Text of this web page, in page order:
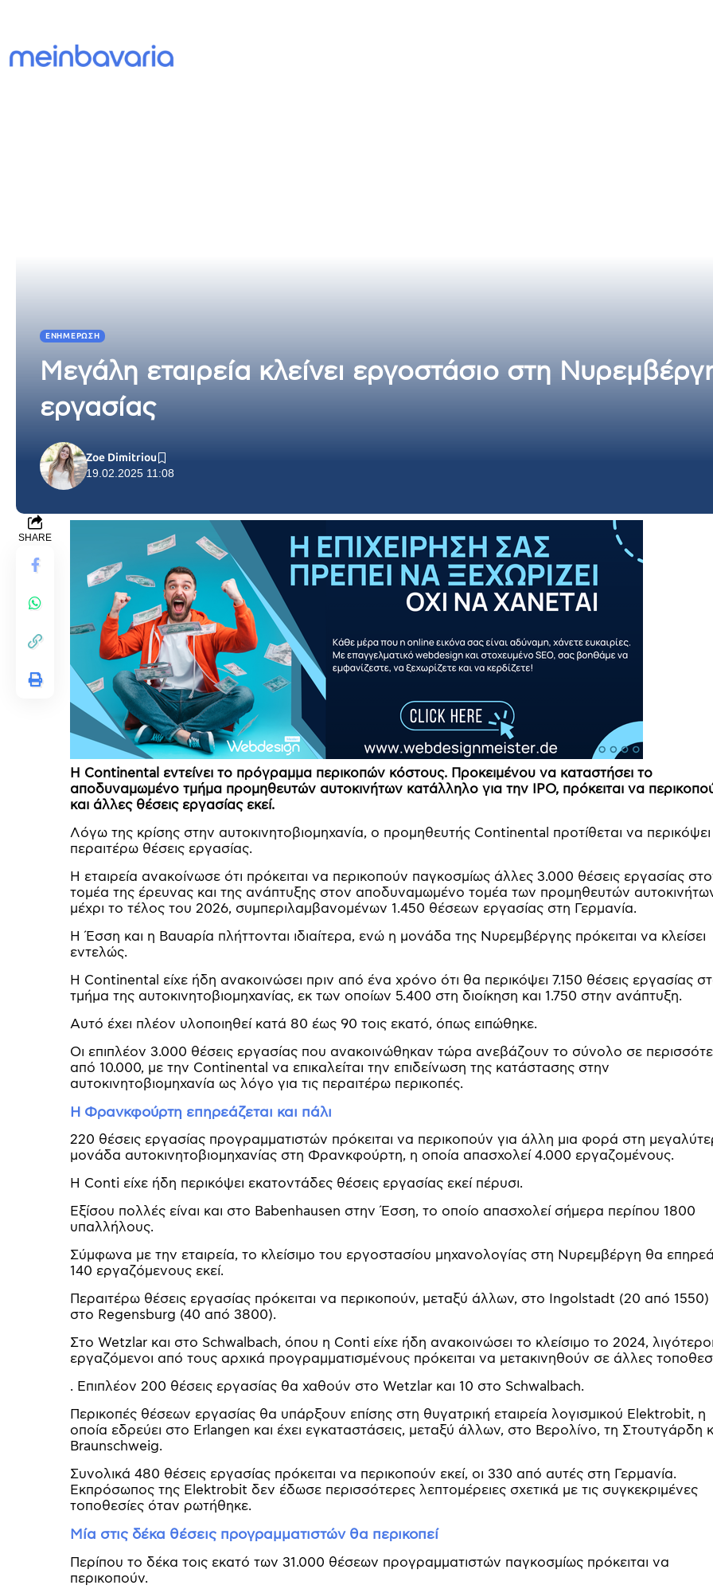
ΕΝΗΜΈΡΩΣΗ
Μεγάλη εταιρεία κλείνει εργοστάσιο στη
εργασίας
19.02.2025 11:08
Zoe Dimitriou
SHARE
Η Continental εντείνει το πρόγραμμα περικοπών κόστους. Προκειμένου να καταστήσει το
αποδυναμωμένο τμήμα προμηθευτών αυτοκινήτων κατάλληλο για την IPO, πρόκειται να
και άλλες θέσεις εργασίας εκεί.
Λόγω της κρίσης στην αυτοκινητοβιομηχανία, ο προμηθευτής Continental προτίθεται να περικόψει
περαιτέρω θέσεις εργασίας.
Η εταιρεία ανακοίνωσε ότι πρόκειται να περικοπούν παγκοσμίως άλλες 3.000 θέσεις εργασίας
τομέα της έρευνας και της ανάπτυξης στον αποδυναμωμένο τομέα των προμηθευτών
μέχρι το τέλος του 2026, συμπεριλαμβανομένων 1.450 θέσεων εργασίας στη Γερμανία.
Η Έσση και η Βαυαρία πλήττονται ιδιαίτερα, ενώ η μονάδα της Νυρεμβέργης πρόκειται να κλείσει
εντελώς.
Η Continental είχε ήδη ανακοινώσει πριν από ένα χρόνο ότι θα περικόψει 7.150 θέσεις εργασίας
τμήμα της αυτοκινητοβιομηχανίας, εκ των οποίων 5.400 στη διοίκηση και 1.750 στην ανάπτυξη.
Αυτό έχει πλέον υλοποιηθεί κατά 80 έως 90 τοις εκατό, όπως ειπώθηκε.
Οι επιπλέον 3.000 θέσεις εργασίας που ανακοινώθηκαν τώρα ανεβάζουν το σύνολο σε
από 10.000, με την Continental να επικαλείται την επιδείνωση της κατάστασης στην
αυτοκινητοβιομηχανία ως λόγο για τις περαιτέρω περικοπές.
Η Φρανκφούρτη επηρεάζεται και πάλι
220 θέσεις εργασίας προγραμματιστών πρόκειται να περικοπούν για άλλη μια φορά στη
μονάδα αυτοκινητοβιομηχανίας στη Φρανκφούρτη, η οποία απασχολεί 4.000 εργαζομένους.
Η Conti είχε ήδη περικόψει εκατοντάδες θέσεις εργασίας εκεί πέρυσι.
Εξίσου πολλές είναι και στο Babenhausen στην Έσση, το οποίο απασχολεί σήμερα περίπου 1800
υπαλλήλους.
Σύμφωνα με την εταιρεία, το κλείσιμο του εργοστασίου μηχανολογίας στη Νυρεμβέργη θα
140 εργαζόμενους εκεί.
Περαιτέρω θέσεις εργασίας πρόκειται να περικοπούν, μεταξύ άλλων, στο Ingolstadt (20 από 1550)
στο Regensburg (40 από 3800).
Στο Wetzlar και στο Schwalbach, όπου η Conti είχε ήδη ανακοινώσει το κλείσιμο το 2024, λιγότεροι
εργαζόμενοι από τους αρχικά προγραμματισμένους πρόκειται να μετακινηθούν σε άλλες
. Επιπλέον 200 θέσεις εργασίας θα χαθούν στο Wetzlar και 10 στο Schwalbach.
Περικοπές θέσεων εργασίας θα υπάρξουν επίσης στη θυγατρική εταιρεία λογισμικού Elektrobit, η
οποία εδρεύει στο Erlangen και έχει εγκαταστάσεις, μεταξύ άλλων, στο Βερολίνο, τη Στουτγάρδη
Braunschweig.
Συνολικά 480 θέσεις εργασίας πρόκειται να περικοπούν εκεί, οι 330 από αυτές στη Γερμανία.
Εκπρόσωπος της Elektrobit δεν έδωσε περισσότερες λεπτομέρειες σχετικά με τις συγκεκριμένες
τοποθεσίες όταν ρωτήθηκε.
Μία στις δέκα θέσεις προγραμματιστών θα περικοπεί
Περίπου το δέκα τοις εκατό των 31.000 θέσεων προγραμματιστών παγκοσμίως πρόκειται να
περικοπούν.